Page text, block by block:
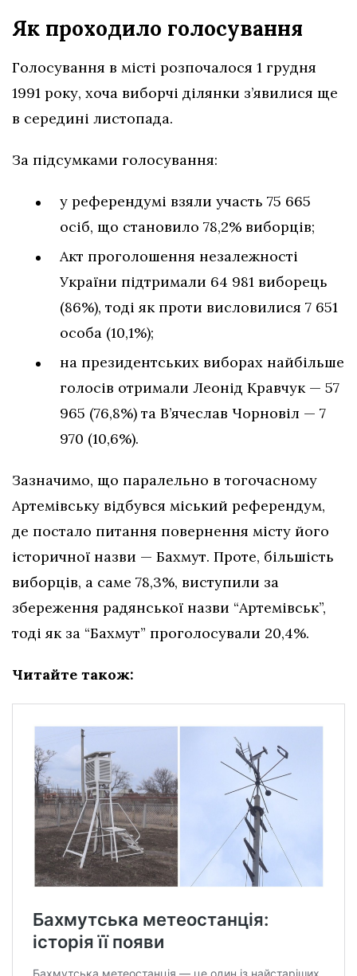
Як проходило голосування
Голосування в місті розпочалося 1 грудня
1991 року, хоча виборчі ділянки з’явилися ще
в середині листопада.
За підсумками голосування:
у референдумі взяли участь 75 665
осіб, що становило 78,2% виборців;
Акт проголошення незалежності
України підтримали 64 981 виборець
(86%), тоді як проти висловилися 7 651
особа (10,1%);
на президентських виборах найбільше
голосів отримали Леонід Кравчук — 57
965 (76,8%) та В’ячеслав Чорновіл — 7
970 (10,6%).
Зазначимо, що паралельно в тогочасному
Артемівську відбувся міський референдум,
де постало питання повернення місту його
історичної назви — Бахмут. Проте, більшість
виборців, а саме 78,3%, виступили за
збереження радянської назви “Артемівськ”,
тоді як за “Бахмут” проголосували 20,4%.
Читайте також: